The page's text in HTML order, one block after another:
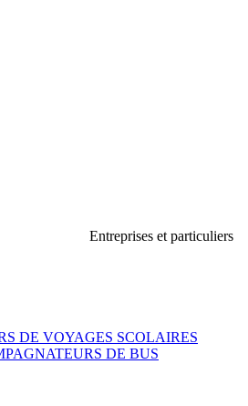
Entreprises et particuliers
DE VOYAGES SCOLAIRES
DE BUS